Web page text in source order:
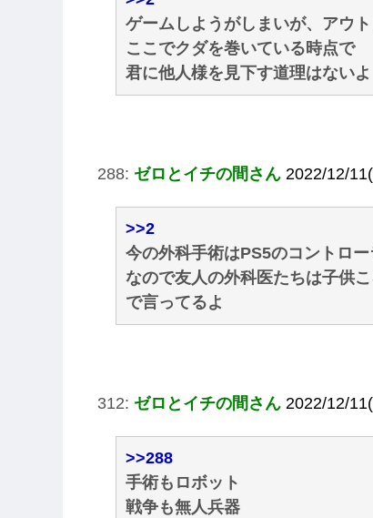
ゲームしようがしまいが、アウ
ここでクダを巻いている時点で
君に他人様を見下す道理はないよ
288: ゼロとイチの間さん 2022/12/
>>2
今の外科手術はPS5のコントロ
なので友人の外科医たちは子供
で言ってるよ
312: ゼロとイチの間さん 2022/12/
>>288
手術もロボット
戦争も無人兵器